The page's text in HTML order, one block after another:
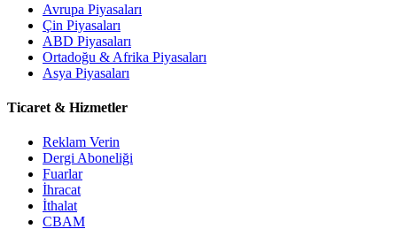
Avrupa Piyasaları
Çin Piyasaları
ABD Piyasaları
Ortadoğu & Afrika Piyasaları
Asya Piyasaları
Ticaret & Hizmetler
Reklam Verin
Dergi Aboneliği
Fuarlar
İhracat
İthalat
CBAM